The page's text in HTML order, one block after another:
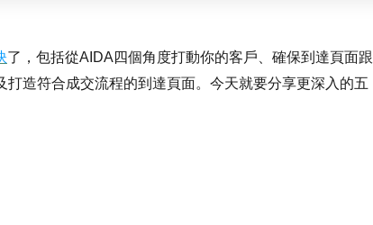
了，包括從AIDA四個角度打動你的客戶、確保到達頁面跟
造符合成交流程的到達頁面。今天就要分享更深入的五